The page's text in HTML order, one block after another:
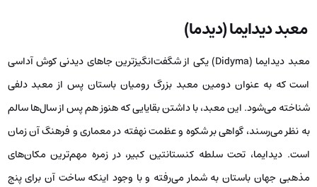
معبد دیدایما (دیدما)
معبد دیدایما (Didyma) یکی از شگفت‌انگیزترین جاهای دیدنی کوش آداسی
است که به عنوان دومین معبد بزرگ رومیان باستان پس از معبد دلفی
شناخته می‌شود. این معبد، با داشتن بقایایی که هنوز هم پس از سال‌ها سالم
به نظر می‌رسند، گواهی بر شکوه و عظمت نهفته در معماری و فرهنگ آن زمان
است. دیدایما، تحت سلطه کنستانتین کبیر، در زمره مهم‌ترین مکان‌های
مذهبی جهان باستان به شمار می‌رفته و با وجود اینکه ساخت آن برای پنج